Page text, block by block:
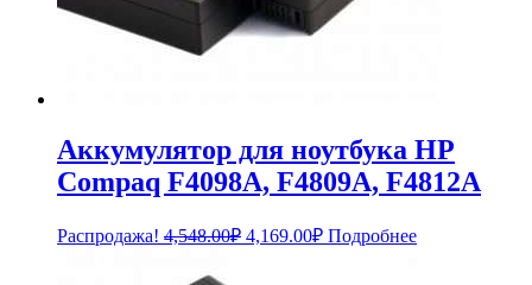
Аккумулятор для ноутбука HP
Compaq F4098A, F4809A, F4812A
Распродажа! 4,548.00₽ Первоначальная
4,169.00₽Текущая
цена:
Подробнее